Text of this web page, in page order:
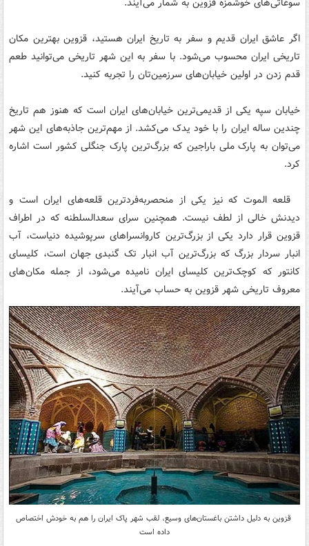
اگر عاشق ایران قدیم و سفر به تاریخ ایران هستید، قزوین بهترین مکان
تاریخی ایران محسوب می‌شود. با سفر به این شهر تاریخی می‌توانید طعم
قدم زدن در اولین خیابان‌های سرزمین‌تان را تجربه کنید.
خیابان سپه یکی از قدیمی‌ترین خیابان‌های ایران است که هنوز هم تاریخ
چندین ساله ایران را با خود یدک می‌کشد. از مهم‌ترین جاذبه‌های این شهر
می‌توان به پارک ملی باراجین که بزرگ‌ترین پارک جنگلی کشور است اشاره
کرد.
قلعه الموت كه نیز یکی از منحصربه‌فردترین قلعه‌های ایران است و
دیدنش خالی از لطف نیست. همچنین سرای سعدالسلطنه كه در اطراف
قزوین قرار دارد یکی از بزرگ‌ترین کاروانسراهای سرپوشیده دنیاست، آب
انبار سردار بزرگ که بزرگ‌ترین آب انبار تک گنبدی جهان است، کلیسای
کانتور که کوچک‌ترین کلیسای ایران نامیده می‌شود، از جمله مکان‌های
معروف تاریخی شهر قزوین به حساب می‌آیند.
قزوین به دلیل داشتن باغستان‌های وسیع، لقب شهر پاک ایران را هم به خودش اختصاص
داده است